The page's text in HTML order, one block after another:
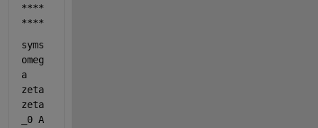
****
****
syms
omeg
a
zeta
zeta
_0 A